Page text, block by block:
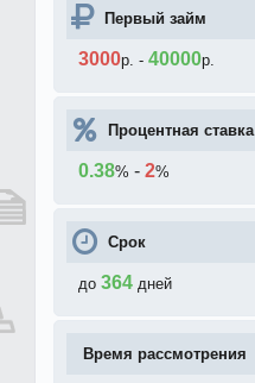
Первый займ
3000р. - 40000р.
Процентная ставка
0.38% - 2%
Срок
до 364 дней
Время рассмотрения